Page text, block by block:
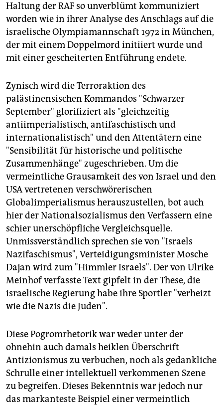
Haltung der RAF so unverblümt kommuniziert
worden wie in ihrer Analyse des Anschlags auf die
israelische Olympiamannschaft 1972 in München,
der mit einem Doppelmord initiiert wurde und
mit einer gescheiterten Entführung endete.
Zynisch wird die Terroraktion des
palästinensischen Kommandos "Schwarzer
September" glorifiziert als "gleichzeitig
antiimperialistisch, antifaschistisch und
internationalistisch" und den Attentätern eine
"Sensibilität für historische und politische
Zusammenhänge" zugeschrieben. Um die
vermeintliche Grausamkeit des von Israel und den
USA vertretenen verschwörerischen
Globalimperialismus herauszustellen, bot auch
hier der Nationalsozialismus den Verfassern eine
schier unerschöpfliche Vergleichsquelle.
Unmissverständlich sprechen sie von "Israels
Nazifaschismus", Verteidigungsminister Mosche
Dajan wird zum "Himmler Israels". Der von Ulrike
Meinhof verfasste Text gipfelt in der These, die
israelische Regierung habe ihre Sportler "verheizt
wie die Nazis die Juden".
Diese Pogromrhetorik war weder unter der
ohnehin auch damals heiklen Überschrift
Antizionismus zu verbuchen, noch als gedankliche
Schrulle einer intellektuell verkommenen Szene
zu begreifen. Dieses Bekenntnis war jedoch nur
das markanteste Beispiel einer vermeintlich